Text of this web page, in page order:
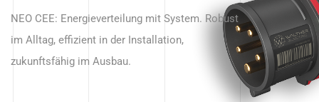
beginnt hier.
NEO CEE: Energieverteilung mit System. Robust
im Alltag, effizient in der Installation,
zukunftsfähig im Ausbau.
Anwendungen – robust, IP-geschützt und
zukunftsfähig.